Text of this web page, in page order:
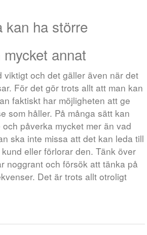
kan ha större
annat
viktigt och det gäller även när det
För det gör trots allt att man kan
faktiskt har möjligheten att ge
som håller. På många sätt kan
påverka mycket mer än vad
ska inte missa att det kan leda till
eller förlorar den. Tänk över
noggrant och försök att tänka på
Det är trots allt otroligt